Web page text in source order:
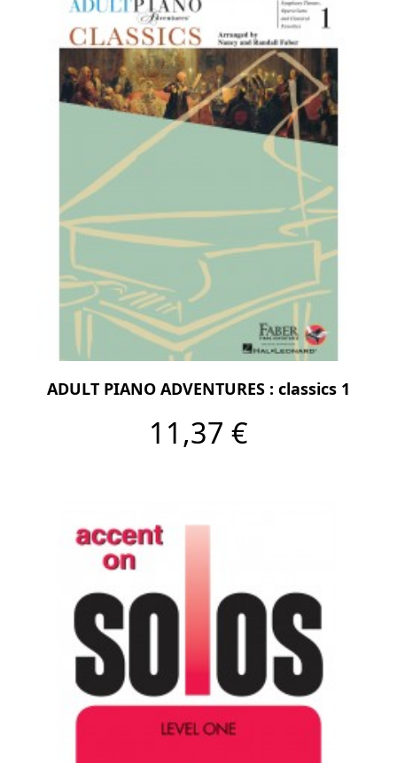
ADULT PIANO ADVENTURES : classics 1
11,37 €